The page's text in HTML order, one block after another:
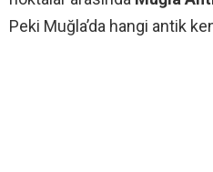
Peki Muğla’da hangi antik